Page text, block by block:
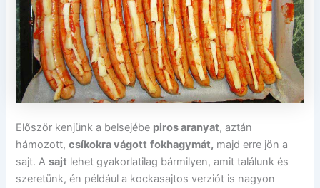
Először kenjünk a belsejébe piros aranyat, aztán
hámozott,csíkokra vágott fokhagymát, majd erre jön a
sajt. Asajt lehet gyakorlatilag bármilyen, amit találunk és
szeretünk, én például a kockasajtos verziót is nagyon